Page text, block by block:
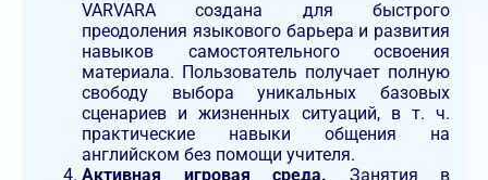
VARVARA создана для быстрого
преодоления языкового барьера и развития
навыков самостоятельного освоения
материала. Пользователь получает полную
свободу выбора уникальных базовых
сценариев и жизненных ситуаций, в т. ч.
практические навыки общения на
английском без помощи учителя.
Активная игровая среда. Занятия в